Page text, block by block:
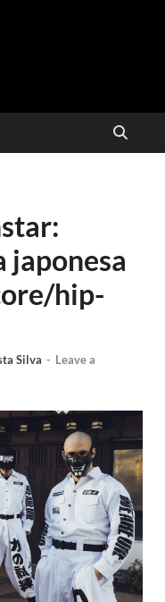
japonesa
hip-
Silva - Leave a